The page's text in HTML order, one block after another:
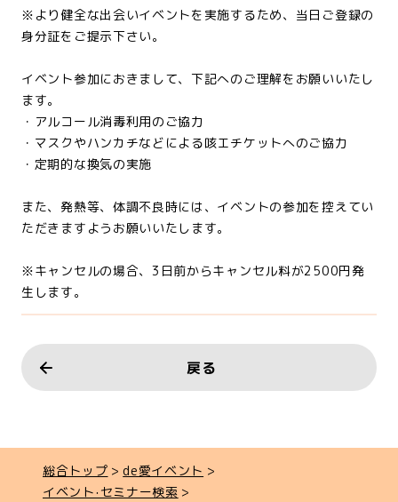
※より健全な出会いイベントを実施するため、当日ご登録の
身分証をご提示下さい。
イベント参加におきまして、下記へのご理解をお願いいたし
ます。
・アルコール消毒利用のご協力
・マスクやハンカチなどによる咳エチケットへのご協力
・定期的な換気の実施
また、発熱等、体調不良時には、イベントの参加を控えてい
ただきますようお願いいたします。
※キャンセルの場合、3日前からキャンセル料が2500円発
生します。
戻る
総合トップ
de愛イベント
イベント‧セミナー検索